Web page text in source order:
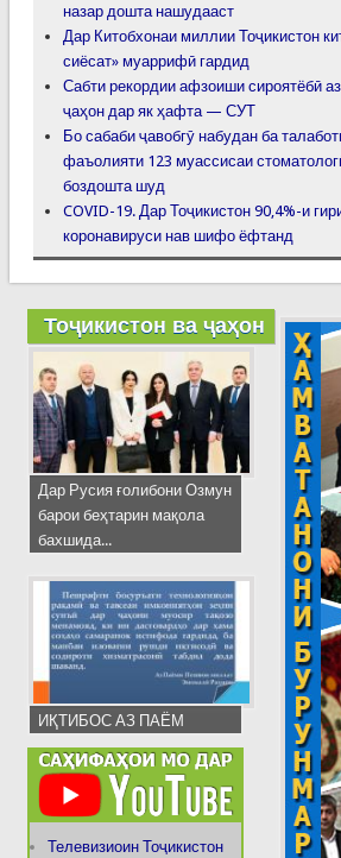
назар дошта нашудааст
Дар Китобхонаи миллии Тоҷикистон
сиёсат» муаррифӣ гардид
Сабти рекордии афзоиши сироятёбӣ
ҷаҳон дар як ҳафта — СУТ
Бо сабаби ҷавобгӯ набудан ба
фаъолияти 123 муассисаи
боздошта шуд
COVID-19. Дар Тоҷикистон 90,4%-и
коронавируси нав шифо ёфтанд
Тоҷикистон ва ҷаҳон
Дар Русия ғолибони Озмун
барои беҳтарин мақола
бахшида...
ИҚТИБОС АЗ ПАЁМ
Телевизиоин Тоҷикистон